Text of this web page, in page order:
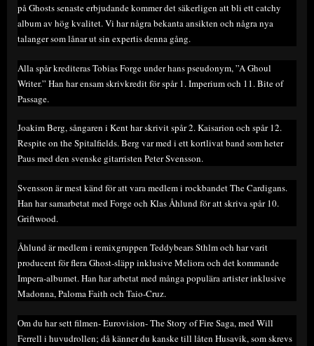
på Ghosts senaste erbjudande kommer det säkerligen att bli ett catchy
album av hög kvalitet. Vi har några bekanta ansikten och några nya
talanger som lånar ut sin expertis denna gång.
Alla spår krediteras Tobias Forge under hans pseudonym, ”A Ghoul
Writer.” Han har ensam skrivkredit för spår 1. Imperium och 11. Bite of
Passage.
Joakim Berg, sångaren i Kent har skrivit spår 2. Kaisarion och spår 12.
Respite on the Spitalfields. Berg var med i ett kortlivat band som heter
Paus med den svenske gitarristen Peter Svensson.
Svensson är mest känd för att vara medlem i rockbandet The Cardigans.
Han har samarbetat med Forge och Klas Åhlund för att skriva spår 10.
Griftwood.
Åhlund är medlem i remixgruppen Teddybears Sthlm och har varit
producent för flera Ghost-släpp inklusive Meliora och det kommande
Impera-albumet. Han har arbetat med många populära artister inklusive
Madonna, Paloma Faith och Taio-Cruz.
Om du har sett filmen- Eurovision- The Story of Fire Saga, med Will
Ferrell i huvudrollen; då känner du kanske till låten Husavik, som skrevs